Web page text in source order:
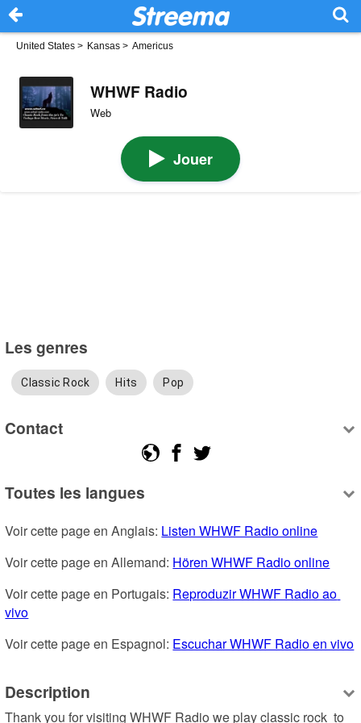
United States > Kansas > Americus
WHWF Radio
Web
Jouer
Les genres
Classic Rock Hits Pop
Contact
Toutes les langues
Voir cette page en Anglais: Listen WHWF Radio online
Voir cette page en Allemand: Hören WHWF Radio online
Voir cette page en Portugais: Reproduzir WHWF Radio ao
vivo
Voir cette page en Espagnol: Escuchar WHWF Radio en vivo
Description
Thank you for visiting WHWF Radio we play classic rock  to